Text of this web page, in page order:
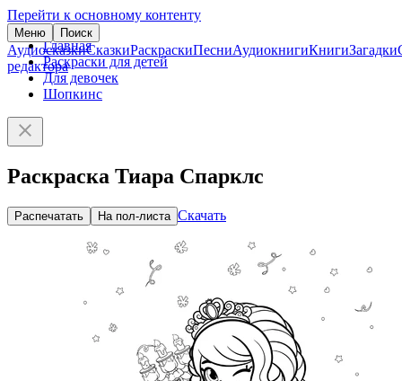
Перейти к основному контенту
Меню Поиск
АудиосказкиСказкиРаскраскиПесниАудиокнигиКнигиЗагадки
редактора
Главная
Раскраски для детей
Для девочек
Шопкинс
Раскраска Тиара Спарклс
Распечатать На пол-листа Скачать